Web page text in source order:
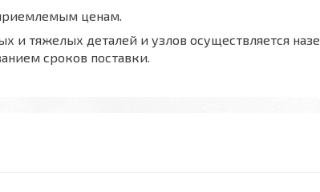
ценам.
и тяжелых деталей и узлов осуществляется
сроков поставки.